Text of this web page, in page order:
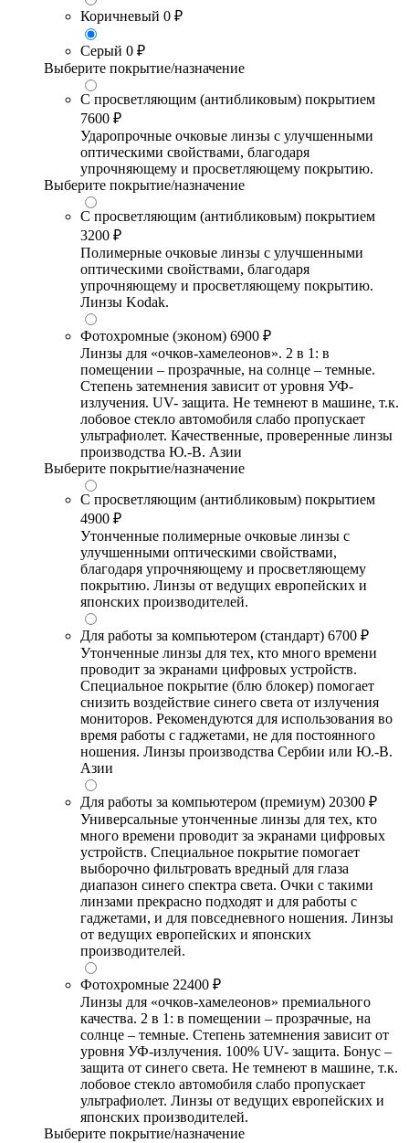
Коричневый 0 ₽
Серый 0 ₽
Выберите покрытие/назначение
С просветляющим (антибликовым) покрытием
7600 ₽
Ударопрочные очковые линзы с улучшенными
оптическими свойствами, благодаря
упрочняющему и просветляющему покрытию.
Выберите покрытие/назначение
С просветляющим (антибликовым) покрытием
3200 ₽
Полимерные очковые линзы с улучшенными
оптическими свойствами, благодаря
упрочняющему и просветляющему покрытию.
Линзы Kodak.
Фотохромные (эконом) 6900 ₽
Линзы для «очков-хамелеонов». 2 в 1: в
помещении – прозрачные, на солнце – темные.
Степень затемнения зависит от уровня УФ-
излучения. UV- защита. Не темнеют в машине, т.к.
лобовое стекло автомобиля слабо пропускает
ультрафиолет. Качественные, проверенные линзы
производства Ю.-В. Азии
Выберите покрытие/назначение
С просветляющим (антибликовым) покрытием
4900 ₽
Утонченные полимерные очковые линзы с
улучшенными оптическими свойствами,
благодаря упрочняющему и просветляющему
покрытию. Линзы от ведущих европейских и
японских производителей.
Для работы за компьютером (стандарт) 6700 ₽
Утонченные линзы для тех, кто много времени
проводит за экранами цифровых устройств.
Специальное покрытие (блю блокер) помогает
снизить воздействие синего света от излучения
мониторов. Рекомендуются для использования во
время работы с гаджетами, не для постоянного
ношения. Линзы производства Сербии или Ю.-В.
Азии
Для работы за компьютером (премиум) 20300 ₽
Универсальные утонченные линзы для тех, кто
много времени проводит за экранами цифровых
устройств. Специальное покрытие помогает
выборочно фильтровать вредный для глаза
диапазон синего спектра света. Очки с такими
линзами прекрасно подходят и для работы с
гаджетами, и для повседневного ношения. Линзы
от ведущих европейских и японских
производителей.
Фотохромные 22400 ₽
Линзы для «очков-хамелеонов» премиального
качества. 2 в 1: в помещении – прозрачные, на
солнце – темные. Степень затемнения зависит от
уровня УФ-излучения. 100% UV- защита. Бонус –
защита от синего света. Не темнеют в машине, т.к.
лобовое стекло автомобиля слабо пропускает
ультрафиолет. Линзы от ведущих европейских и
японских производителей.
Выберите покрытие/назначение